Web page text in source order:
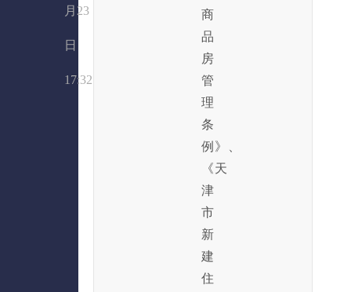
月23
日
17:32
商
品
房
管
理
条
例》、
《天
津
市
新
建
住